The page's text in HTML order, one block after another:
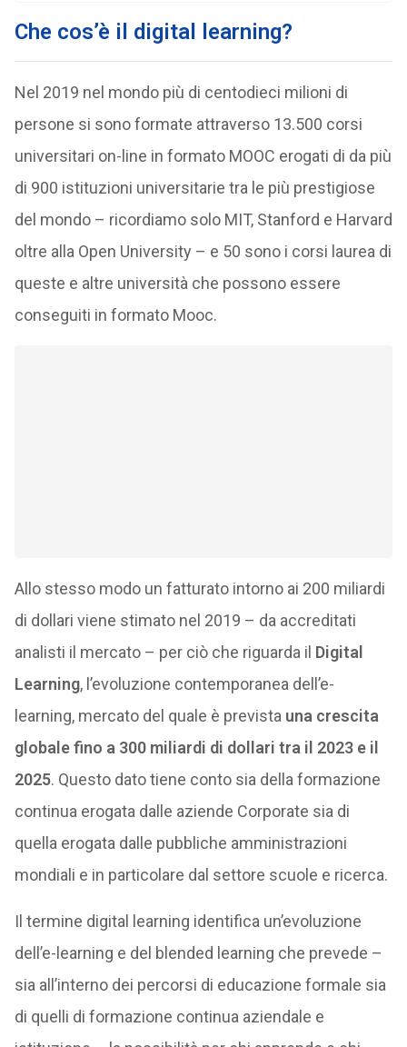
Che cos’è il digital learning?
Nel 2019 nel mondo più di centodieci milioni di
persone si sono formate attraverso 13.500 corsi
universitari on-line in formato MOOC erogati di da più
di 900 istituzioni universitarie tra le più prestigiose
del mondo – ricordiamo solo MIT, Stanford e Harvard
oltre alla Open University – e 50 sono i corsi laurea di
queste e altre università che possono essere
conseguiti in formato Mooc.
Allo stesso modo un fatturato intorno ai 200 miliardi
di dollari viene stimato nel 2019 – da accreditati
analisti il mercato – per ciò che riguarda il Digital
Learning, l’evoluzione contemporanea dell’e-
learning, mercato del quale è prevista una crescita
globale fino a 300 miliardi di dollari tra il 2023 e il
2025. Questo dato tiene conto sia della formazione
continua erogata dalle aziende Corporate sia di
quella erogata dalle pubbliche amministrazioni
mondiali e in particolare dal settore scuole e ricerca.
Il termine digital learning identifica un’evoluzione
dell’e-learning e del blended learning che prevede –
sia all’interno dei percorsi di educazione formale sia
di quelli di formazione continua aziendale e